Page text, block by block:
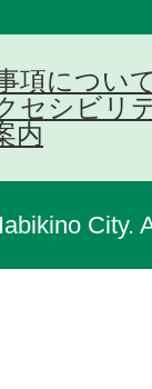
項につい
セシビリ
内
City.